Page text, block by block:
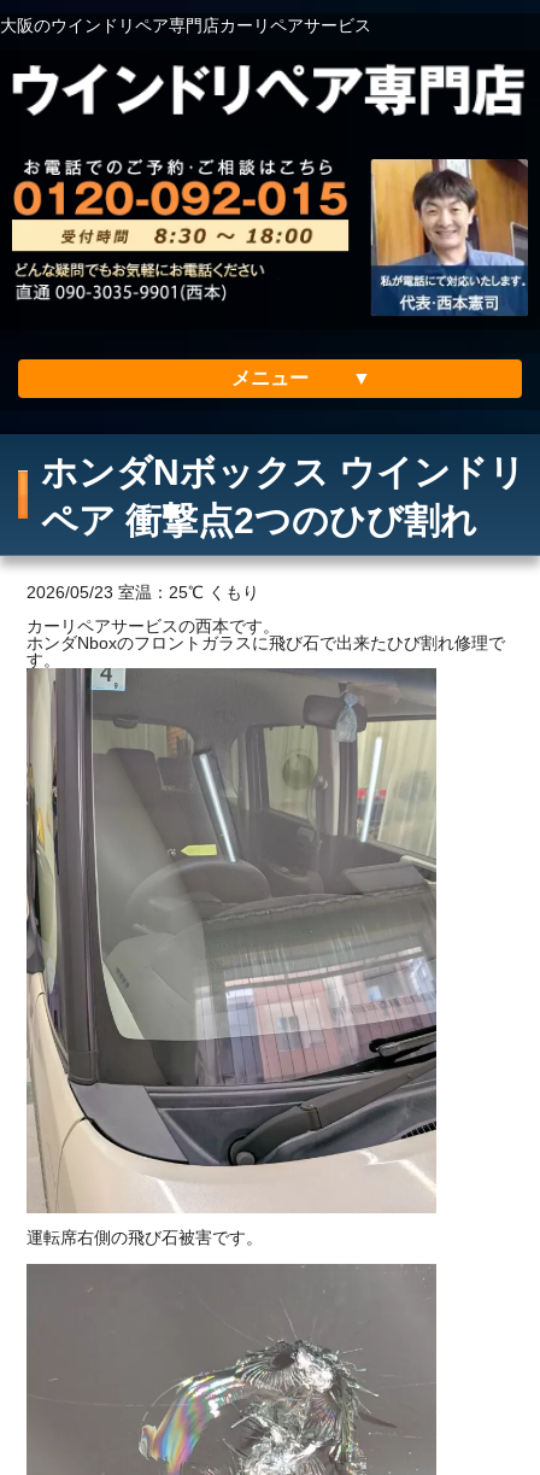
大阪のウインドリペア専門店カーリペアサービス
メニュー
会社案内
メリット
ご利用の流れ
価格
ホンダNボックス ウインドリ
ペア 衝撃点2つのひび割れ
2026/05/23 室温：25℃ くもり
カーリペアサービスの西本です。
ホンダNboxのフロントガラスに飛び石で出来たひび割れ修理で
す。
運転席右側の飛び石被害です。